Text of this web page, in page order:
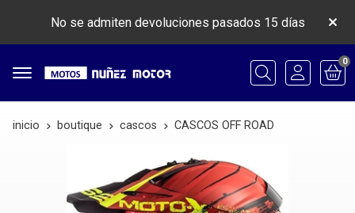
No se admiten devoluciones pasados 15 días
Buscar
0
inicio boutique cascos CASCOS OFF ROAD